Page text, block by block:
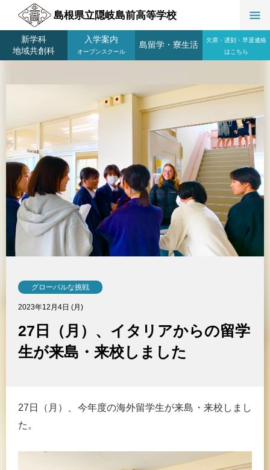
島根県立隠岐島前高等学校
新学科
地域共創科
入学案内
オープンスクール
島留学 ・ 寮生活
欠席・遅刻・早退連絡
はこちら
グローバルな挑戦
2023年12月4日 (月)
27日（月）、イタリアからの留学
生が来島・来校しました
27日（月）、今年度の海外留学生が来島・来校しまし
た。